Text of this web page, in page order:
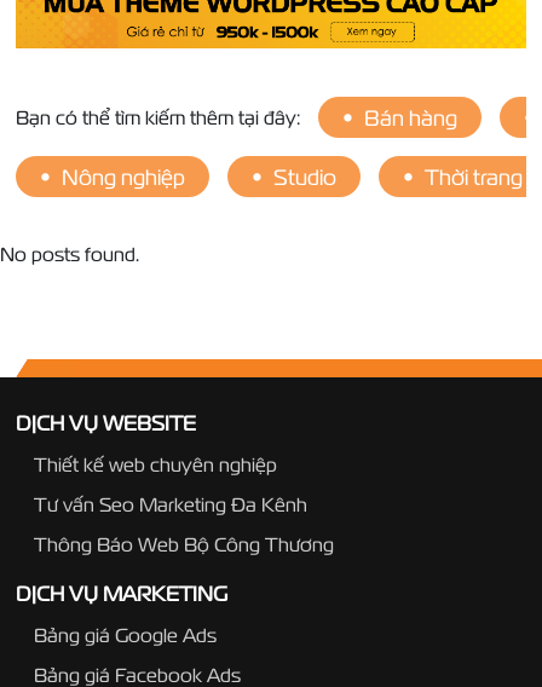
Bạn có thể tìm kiếm thêm tại đây: • Bán hàng •
• Nông nghiệp • Studio • Thời trang
No posts found.
DỊCH VỤ WEBSITE
Thiết kế web chuyên nghiệp
Tư vấn Seo Marketing Đa Kênh
Thông Báo Web Bộ Công Thương
DỊCH VỤ MARKETING
Bảng giá Google Ads
Bảng giá Facebook Ads